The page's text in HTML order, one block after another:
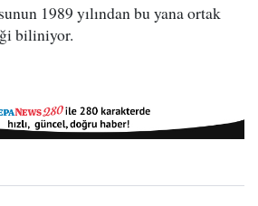
1989 yılından bu yana ortak
biliniyor.